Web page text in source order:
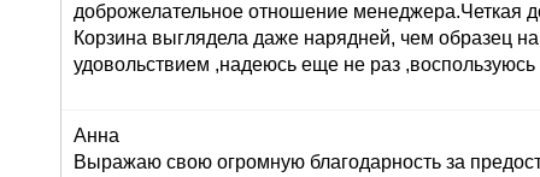
доброжелательное отношение менеджера.Четкая
Корзина выглядела даже нарядней, чем образец
удовольствием ,надеюсь еще не раз
Анна
Выражаю свою огромную благодарность за